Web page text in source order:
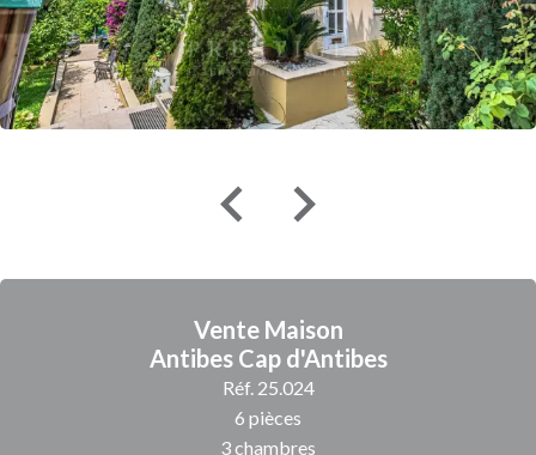
Vente Maison
Antibes Cap d'Antibes
Réf. 25.024
6 pièces
3 chambres